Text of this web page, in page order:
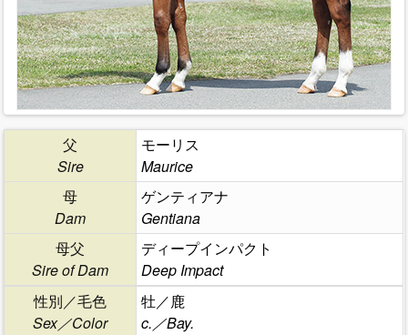
父
Sire
モーリス
Maurice
母
Dam
ゲンティアナ
Gentiana
母父
Sire of Dam
ディープインパクト
Deep Impact
性別／毛色
Sex／Color
牡／鹿
c.／Bay.